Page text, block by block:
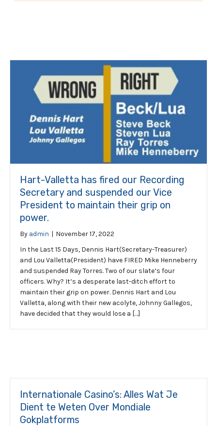
Hart-Valletta has fired our Recording
Secretary and suspended our Vice
President to maintain their grip on
power.
By admin | November 17, 2022
In the Last 15 Days, Dennis Hart(Secretary-Treasurer)
and Lou Valletta(President) have FIRED Mike Henneberry
and suspended Ray Torres. Two of our slate’s four
officers. Why? It’s a desperate last-ditch effort to
maintain their grip on power. Dennis Hart and Lou
Valletta, along with their new acolyte, Johnny Gallegos,
have decided that they would lose a […]
Internationale Casino’s: Alles Wat Je
Dient te Weten Over Mondiale
Gokplatforms